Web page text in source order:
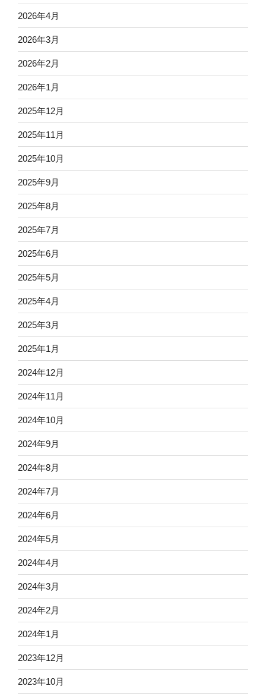
2026年4月
2026年3月
2026年2月
2026年1月
2025年12月
2025年11月
2025年10月
2025年9月
2025年8月
2025年7月
2025年6月
2025年5月
2025年4月
2025年3月
2025年1月
2024年12月
2024年11月
2024年10月
2024年9月
2024年8月
2024年7月
2024年6月
2024年5月
2024年4月
2024年3月
2024年2月
2024年1月
2023年12月
2023年10月